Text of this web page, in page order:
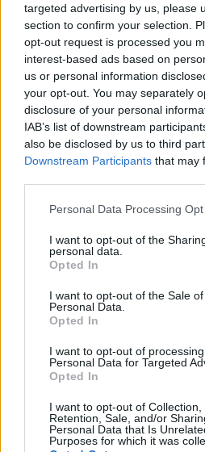
targeted advertising by us, please
section to confirm your selection.
opt-out request is processed you
interest-based ads based on
us or personal information
your opt-out. You may separately
disclosure of your personal
IAB’s list of downstream
also be disclosed by us to third
Downstream Participants that may
Please note that this website/app
not limited to your visit or usage
grant or deny consent to Google
use your data for below specified
consent section.
Personal Data Processing
I want to opt-out of the
personal data.
Opted In
I want to opt-out of the Sale
Personal Data.
Opted In
I want to opt-out of
Personal Data for Targeted
Opted In
I want to opt-out of Collection,
Retention, Sale, and/or
Personal Data that Is
Purposes for which it was
ÖRÖMHÍR: TÍZ ÉVE NEM
INFLÁCIÓ MAGYARORSZÁGON
Júliusban mindössze 1,2
összevetésben a fogyasztói árak,
már csökkent.